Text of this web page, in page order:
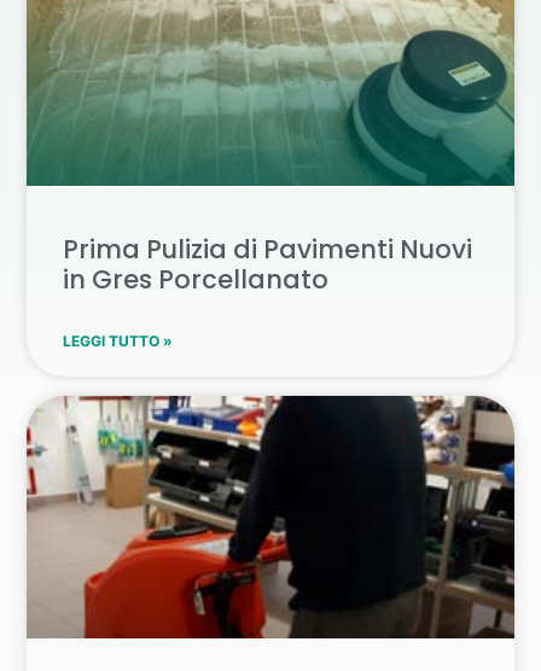
Prima Pulizia di Pavimenti Nuovi
in Gres Porcellanato
LEGGI TUTTO »